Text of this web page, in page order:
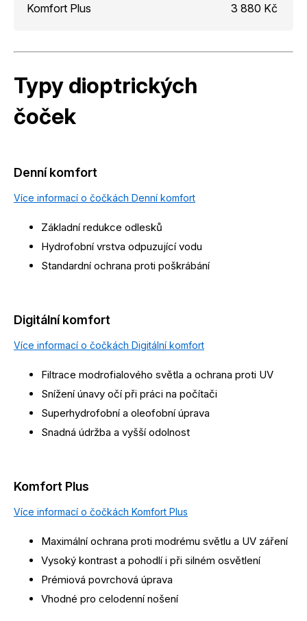
Komfort Plus
3 880 Kč
Typy dioptrických
čoček
Denní komfort
Více informací o čočkách Denní komfort
Základní redukce odlesků
Hydrofobní vrstva odpuzující vodu
Standardní ochrana proti poškrábání
Digitální komfort
Více informací o čočkách Digitální komfort
Filtrace modrofialového světla a ochrana proti UV
Snížení únavy očí při práci na počítači
Superhydrofobní a oleofobní úprava
Snadná údržba a vyšší odolnost
Komfort Plus
Více informací o čočkách Komfort Plus
Maximální ochrana proti modrému světlu a UV záření
Vysoký kontrast a pohodlí i při silném osvětlení
Prémiová povrchová úprava
Vhodné pro celodenní nošení